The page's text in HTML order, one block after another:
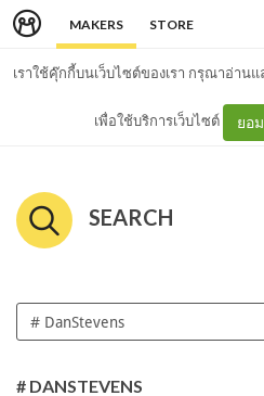
MAKERS STORE
เราใช้คุ๊กกี้บนเว็บไซต์ของเรา กรุณาอ่าน
เพื่อใช้บริการเว็บไซต์ ยอ
SEARCH
# DANSTEVENS